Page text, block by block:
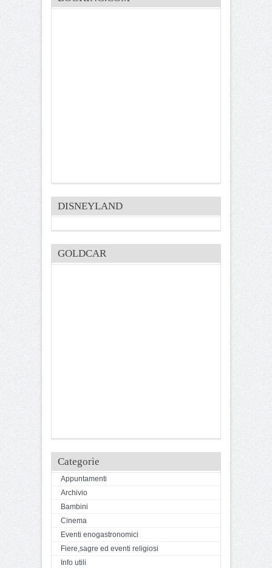
DISNEYLAND
GOLDCAR
Categorie
Appuntamenti
Archivio
Bambini
Cinema
Eventi enogastronomici
Fiere,sagre ed eventi religiosi
Info utili